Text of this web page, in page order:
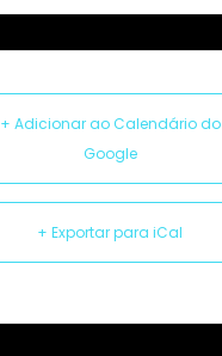
+ Adicionar ao Calendário do
Google
+ Exportar para iCal